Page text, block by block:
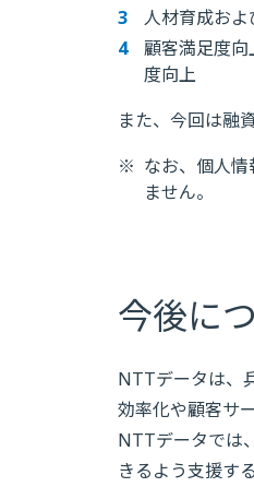
人材育成お
顧客満足度
度向上
また、今回は融
※ なお、個人
ません。
今後に
NTTデータは、
効率化や顧客サ
NTTデータでは
きるよう支援す